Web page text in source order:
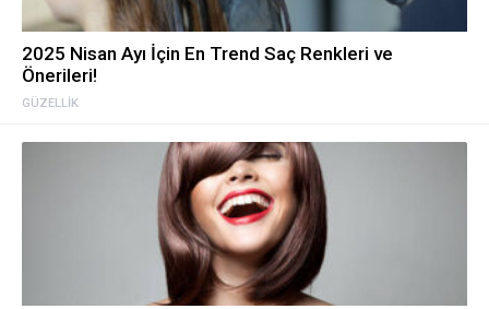
GÜZELLIK
2025 Nisan Ayı İçin En Trend Saç Renkleri ve
Önerileri!